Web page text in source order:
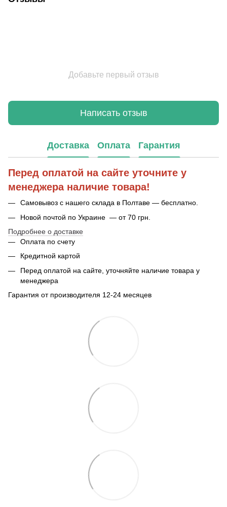
Добавьте первый отзыв
Написать отзыв
Доставка Оплата Гарантия
Перед оплатой на сайте уточните у
менеджера наличие товара!
Самовывоз с нашего склада в Полтаве — бесплатно.
Новой почтой по Украине — от 70 грн.
Подробнее о доставке
Оплата по счету
Кредитной картой
Перед оплатой на сайте, уточняйте наличие товара у
менеджера
Гарантия от производителя 12-24 месяцев